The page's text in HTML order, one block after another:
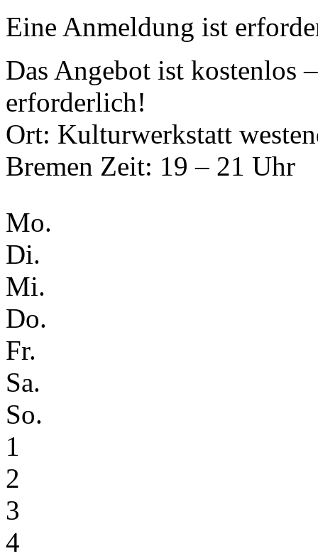
Eine Anmeldung ist
Das Angebot ist kostenlos
erforderlich!
Ort: Kulturwerkstatt
Bremen Zeit: 19 – 21 Uhr
Mo.
Di.
Mi.
Do.
Fr.
Sa.
So.
1
2
3
4